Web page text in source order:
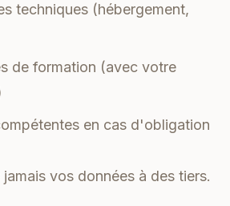
techniques (hébergement,
de formation (avec votre
en cas d'obligation
vos données à des tiers.